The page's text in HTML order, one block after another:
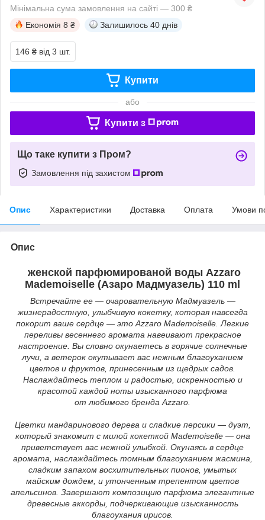
Мінімальна сума замовлення на сайті — 300 ₴
Економія 8 ₴ Залишилось 40 днів
146 ₴ від 3 шт.
Купити
або
Купити з
Що таке купити з Пром?
Замовлення під захистом
Опис Характеристики Доставка Оплата Умови
Опис
женской парфюмированой воды Azzaro
Mademoiselle (Азаро Мадмуазель) 110 ml
Встречайте ее — очаровательную Мадмуазель —
жизнерадостную, улыбчивую кокетку, которая навсегда
покорит ваше сердце — это Azzaro Mademoiselle. Легкие
переливы весеннего аромата навеивают прекрасное
настроение. Вы словно окунаетесь в горячие солнечные
лучи, а ветерок окутывает вас нежным благоуханием
цветов и фруктов, принесенным из щедрых садов.
Наслаждайтесь теплом и радостью, искренностью и
красотой каждой ноты изысканного парфюма
от любимого бренда Azzaro.
Цветки мандаринового дерева и сладкие персики — дуэт,
который знакомит с милой кокеткой Mademoiselle — она
приветствует вас нежной улыбкой. Окунаясь в сердце
аромата, наслаждайтесь томным благоуханием жасмина,
сладким запахом восхитительных пионов, умытых
майским дождем, и утонченным трепентом цветов
апельсинов. Завершают композицию парфюма элегантные
древесные аккорды, подчеркивающие изысканность
благоухания ирисов.